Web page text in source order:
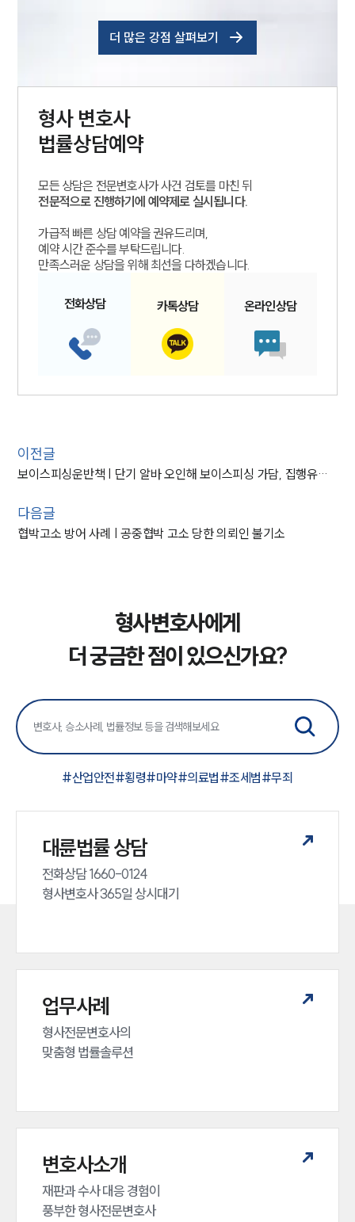
더 많은 강점 살펴보기
형사변호사
법률상담예약
모든 상담은 전문변호사가 사건 검토를 마친 뒤
전문적으로 진행하기에 예약제로 실시됩니다.
가급적 빠른 상담 예약을 권유드리며,
예약 시간 준수를 부탁드립니다.
만족스러운 상담을 위해 최선을 다하겠습니다.
전화상담 카톡상담 온라인상담
이전글
보이스피싱운반책 | 단기 알바 오인해 보이스피싱 가담, 집행유예 종결
다음글
협박고소 방어 사례 | 공중협박 고소 당한 의뢰인 불기소
형사변호사에게
더 궁금한 점이 있으신가요?
#산업안전#횡령#마약#의료법#조세범#무죄
대륜법률 상담
전화상담 1660-0124
형사변호사 365일 상시대기
업무사례
형사전문변호사의
맞춤형 법률솔루션
변호사소개
재판과 수사 대응 경험이
풍부한 형사전문변호사